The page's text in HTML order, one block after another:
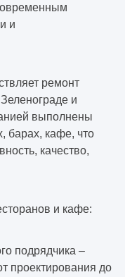
и
ремонт
и
выполнены
барах, кафе, что
качество,
и кафе:
подрядчика –
проектирования до